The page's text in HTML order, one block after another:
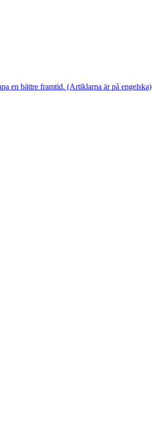
en bättre framtid. (Artiklarna är på engelska)